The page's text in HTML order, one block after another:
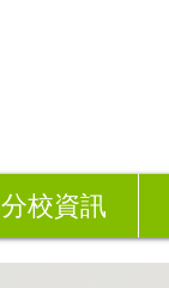
分校資訊